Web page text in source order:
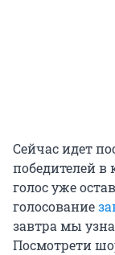
Сейчас идет
победителей
голос уже
голосование
завтра мы
Посмотрети